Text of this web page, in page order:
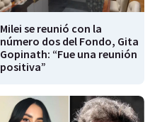
Milei se reunió con la
número dos del Fondo, Gita
Gopinath: “Fue una reunión
positiva”